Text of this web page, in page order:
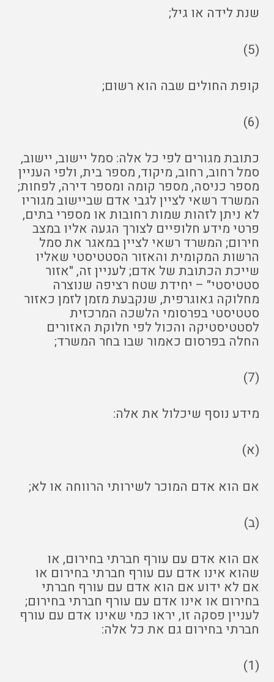
שנת לידה או גיל;
(5)
קופת החולים שבה הוא רשום;
(6)
כתובת מגורים לפי כל אלה: סמל יישוב, יישוב,
סמל רחוב, רחוב, מיקוד, מספר בית, ולפי העניין
מספר כניסה, מספר קומה ומספר דירה, לפחות;
המשרד רשאי לציין לגבי אדם שביישוב מגוריו
לא ניתן לזהות שמות רחובות או מספרי בתים,
פרטי מידע חלופיים לצורך הגעה אליו במצב
חירום; המשרד רשאי לציין במאגר את סמל
הרשות המקומית והאזור הסטטיסטי שאליו
שייכת הכתובת של אדם; לעניין זה, "אזור
סטטיסטי" – יחידת שטח רציפה שנוצרה
מחלוקה גאוגרפית, שנקבעת מזמן לזמן כאזור
סטטיסטי בפרסומי הלשכה המרכזית
לסטטיסטיקה והכול לפי חלוקת האזורים
החלה בפרסום כאמור שבו בחר המשרד;
(7)
מידע נוסף שיכלול את אלה:
(א)
אם הוא אדם המוכר לשירותי הרווחה או לא;
(ב)
אם הוא אדם עם עורף חברתי בחירום, או
שהוא אינו אדם עם עורף חברתי בחירום או
אם לא ידוע אם הוא אדם עם עורף חברתי
בחירום או אינו אדם עם עורף חברתי בחירום;
לעניין פסקה זו, יראו כמי שאינו אדם עם עורף
חברתי בחירום גם את כל אלה:
(1)